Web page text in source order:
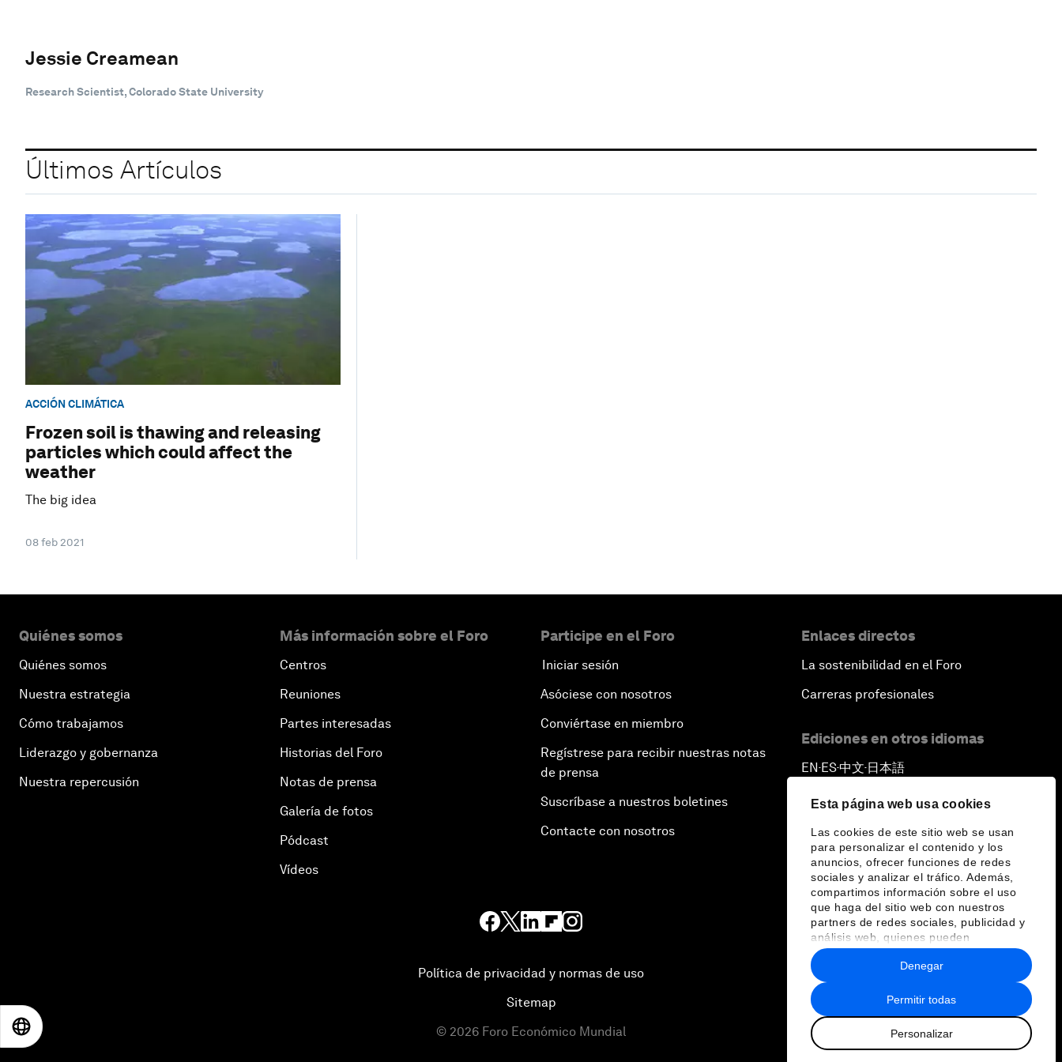
Esta página web usa cookies
Las cookies de este sitio web se usan
para personalizar el contenido y los
anuncios, ofrecer funciones de redes
sociales y analizar el tráfico. Además,
compartimos información sobre el uso
que haga del sitio web con nuestros
partners de redes sociales, publicidad y
análisis web, quienes pueden
combinarla con otra información que les
haya proporcionado o que hayan
recopilado a partir del uso que haya
hecho de sus servicios.
Permitir todas
Personalizar
Denegar
Jessie Creamean
Research Scientist, Colorado State University
Últimos Artículos
ACCIÓN CLIMÁTICA
Frozen soil is thawing and releasing
particles which could affect the
weather
The big idea
08 feb 2021
Quiénes somos
Quiénes somos
Nuestra estrategia
Cómo trabajamos
Liderazgo y gobernanza
Nuestra repercusión
Más información sobre el Foro
Centros
Reuniones
Partes interesadas
Historias del Foro
Notas de prensa
Galería de fotos
Pódcast
Vídeos
Participe en el Foro
Iniciar sesión
Asóciese con nosotros
Conviértase en miembro
Regístrese para recibir nuestras notas
de prensa
Suscríbase a nuestros boletines
Contacte con nosotros
Enlaces directos
La sostenibilidad en el Foro
Carreras profesionales
Ediciones en otros idiomas
EN ▪ ES▪中文▪ 日本語
Política de privacidad y normas de uso
Sitemap
© 2026 Foro Económico Mundial